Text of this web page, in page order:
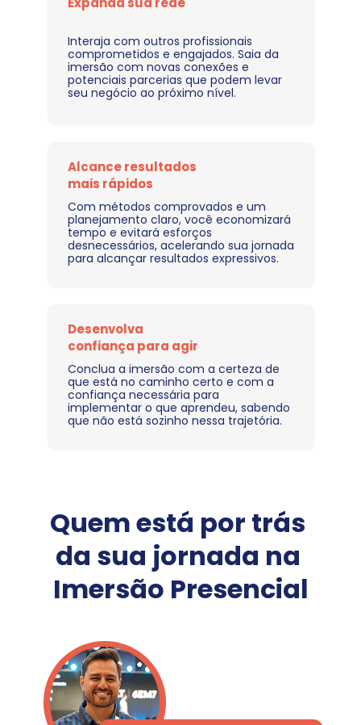
Desenvolva
confiança para agir
Alcance resultados
mais rápidos
Interaja com outros profissionais
comprometidos e engajados. Saia da
imersão com novas conexões e
potenciais parcerias que podem levar
seu negócio ao próximo nível.
Conclua a imersão com a certeza de
que está no caminho certo e com a
confiança necessária para
implementar o que aprendeu, sabendo
que não está sozinho nessa trajetória.
Com métodos comprovados e um
planejamento claro, você economizará
tempo e evitará esforços
desnecessários, acelerando sua jornada
para alcançar resultados expressivos.
Quem está por trás
da sua jornada na
Imersão Presencial